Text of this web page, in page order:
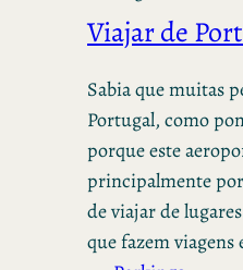
Viajar de
Sabia que muitas
Portugal, como
porque este
principalmente por
de viajar de
que fazem viagens